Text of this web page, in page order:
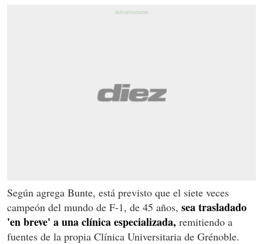
Según agrega Bunte, está previsto que el siete veces
campeón del mundo de F-1, de 45 años, sea trasladado
'en breve' a una clínica especializada, remitiendo a
fuentes de la propia Clínica Universitaria de Grénoble.